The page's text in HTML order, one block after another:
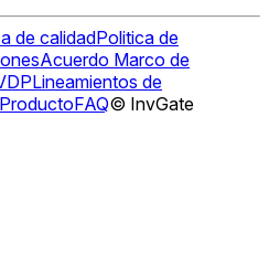
de calidadPolitica de
Acuerdo Marco de
Lineamientos de
FAQ© InvGate